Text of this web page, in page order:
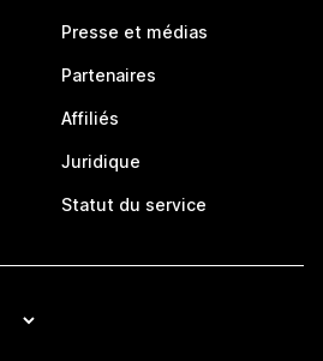
Presse et médias
Partenaires
Affiliés
Juridique
Statut du service